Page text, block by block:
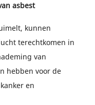
asbest
kunnen
terechtkomen in
van
hebben voor de
en